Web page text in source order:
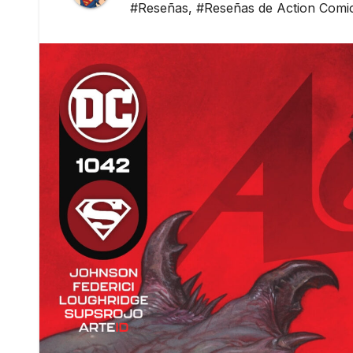
#Reseñas, #Reseñas de Action